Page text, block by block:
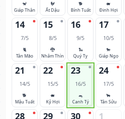
🐒
Giáp Thân
🐓
Ất Dậu
🐕
Bính Tuất
🐖
Đinh Hợi
14
7/5
🐈
Tân Mão
15
8/5
🐉
Nhâm Thìn
16
9/5
🐍
Quý Tỵ
17
10/5
🐎
Giáp Ngọ
21
14/5
🐕
Mậu Tuất
22
15/5
🐖
Kỷ Hợi
23
16/5
🐀
Canh Tý
24
17/5
🐂
Tân Sửu
28 29 30 1